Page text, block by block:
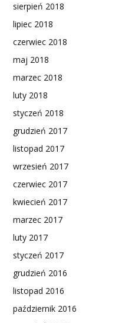
sierpień 2018
lipiec 2018
czerwiec 2018
maj 2018
marzec 2018
luty 2018
styczeń 2018
grudzień 2017
listopad 2017
wrzesień 2017
czerwiec 2017
kwiecień 2017
marzec 2017
luty 2017
styczeń 2017
grudzień 2016
listopad 2016
październik 2016